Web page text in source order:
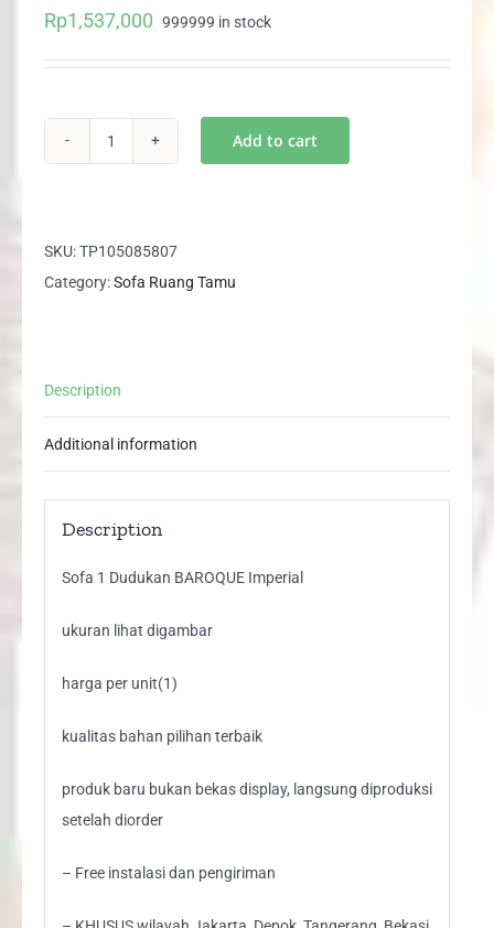
Rp1,537,000 999999 in stock
BAROQUE
Imperial
Add to cart
SKU:TP105085807
Category:Sofa Ruang Tamu
Description
Additional information
Description
Sofa 1 Dudukan BAROQUE Imperial
ukuran lihat digambar
harga per unit(1)
kualitas bahan pilihan terbaik
produk baru bukan bekas display, langsung diproduksi
setelah diorder
– Free instalasi dan pengiriman